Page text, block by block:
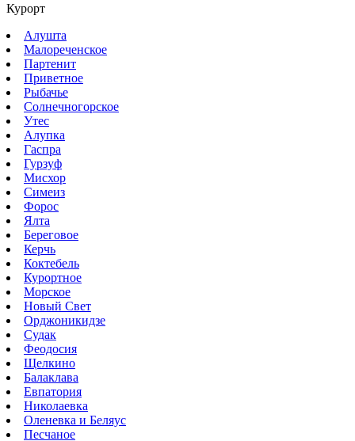
Курорт
Алушта
Малореченское
Партенит
Приветное
Рыбачье
Солнечногорское
Утес
Алупка
Гаспра
Гурзуф
Мисхор
Симеиз
Форос
Ялта
Береговое
Керчь
Коктебель
Курортное
Морское
Новый Свет
Орджоникидзе
Судак
Феодосия
Щелкино
Балаклава
Евпатория
Николаевка
Оленевка и Беляус
Песчаное